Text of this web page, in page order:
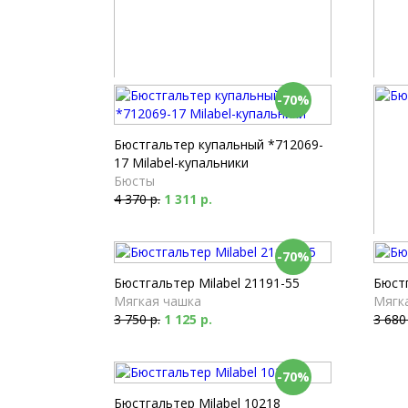
Бюстгальтер Milabel 10318
Балконет
1 670 р.
-70%
Бюстгальтер купальный *712069-
17 Milabel-купальники
Бюсты
4 370 р. 1 311 р.
4 270
-70%
Бюстгальтер Milabel 21191-55
Мягкая чашка
3 750 р. 1 125 р.
3
-70%
Бюстгальтер Milabel 10218